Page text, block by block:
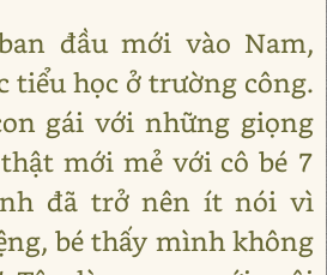
đầu mới vào Nam,
tiểu học ở trường công.
gái với những giọng
mới mẻ với cô bé 7
đã trở nên ít nói vì
bé thấy mình không